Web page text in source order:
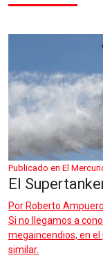
Publicado en El
El
Por Roberto Ampuero
Si no llegamos a
megaincendios, en
similar.